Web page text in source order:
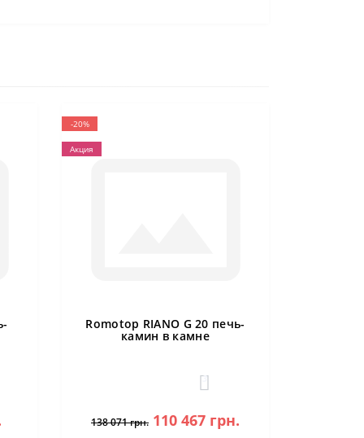
-20%
Акция
Romotop RIANO G 20 печь-
камин в камне
3
138 071 грн. 110 467 грн.